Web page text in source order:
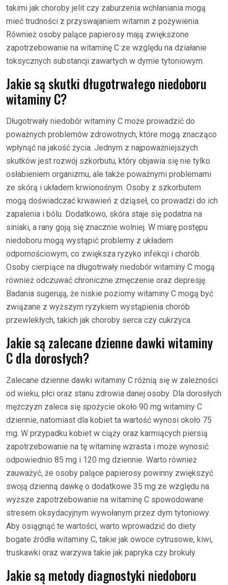
takimi jak choroby jelit czy zaburzenia wchłaniania mogą
mieć trudności z przyswajaniem witamin z pożywienia.
Również osoby palące papierosy mają zwiększone
zapotrzebowanie na witaminę C ze względu na działanie
toksycznych substancji zawartych w dymie tytoniowym.
Jakie są skutki długotrwałego niedoboru
witaminy C?
Długotrwały niedobór witaminy C może prowadzić do
poważnych problemów zdrowotnych, które mogą znacząco
wpłynąć na jakość życia. Jednym z najpoważniejszych
skutków jest rozwój szkorbutu, który objawia się nie tylko
osłabieniem organizmu, ale także poważnymi problemami
ze skórą i układem krwionośnym. Osoby z szkorbutem
mogą doświadczać krwawień z dziąseł, co prowadzi do ich
zapalenia i bólu. Dodatkowo, skóra staje się podatna na
siniaki, a rany goją się znacznie wolniej. W miarę postępu
niedoboru mogą wystąpić problemy z układem
odpornościowym, co zwiększa ryzyko infekcji i chorób.
Osoby cierpiące na długotrwały niedobór witaminy C mogą
również odczuwać chroniczne zmęczenie oraz depresję.
Badania sugerują, że niskie poziomy witaminy C mogą być
związane z wyższym ryzykiem wystąpienia chorób
przewlekłych, takich jak choroby serca czy cukrzyca.
Jakie są zalecane dzienne dawki witaminy
C dla dorosłych?
Zalecane dzienne dawki witaminy C różnią się w zależności
od wieku, płci oraz stanu zdrowia danej osoby. Dla dorosłych
mężczyzn zaleca się spożycie około 90 mg witaminy C
dziennie, natomiast dla kobiet ta wartość wynosi około 75
mg. W przypadku kobiet w ciąży oraz karmiących piersią
zapotrzebowanie na tę witaminę wzrasta i może wynosić
odpowiednio 85 mg i 120 mg dziennie. Warto również
zauważyć, że osoby palące papierosy powinny zwiększyć
swoją dzienną dawkę o dodatkowe 35 mg ze względu na
wyższe zapotrzebowanie na witaminę C spowodowane
stresem oksydacyjnym wywołanym przez dym tytoniowy.
Aby osiągnąć te wartości, warto wprowadzić do diety
bogate źródła witaminy C, takie jak owoce cytrusowe, kiwi,
truskawki oraz warzywa takie jak papryka czy brokuły.
Jakie są metody diagnostyki niedoboru